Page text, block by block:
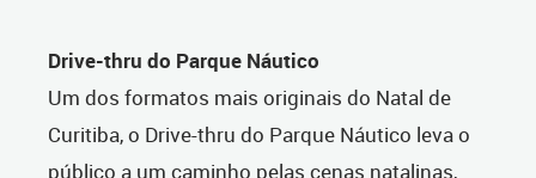
Drive-thru do Parque Náutico
Um dos formatos mais originais do Natal de
Curitiba, o Drive-thru do Parque Náutico leva o
público a um caminho pelas cenas natalinas,